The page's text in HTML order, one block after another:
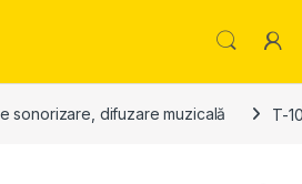
sonorizare, difuzare muzicală T-